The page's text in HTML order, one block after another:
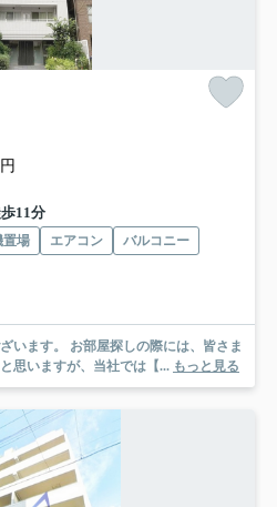
11分
置場 エアコン
バルコニー
際には、皆さま
思いますが、当社では【... もっと見る